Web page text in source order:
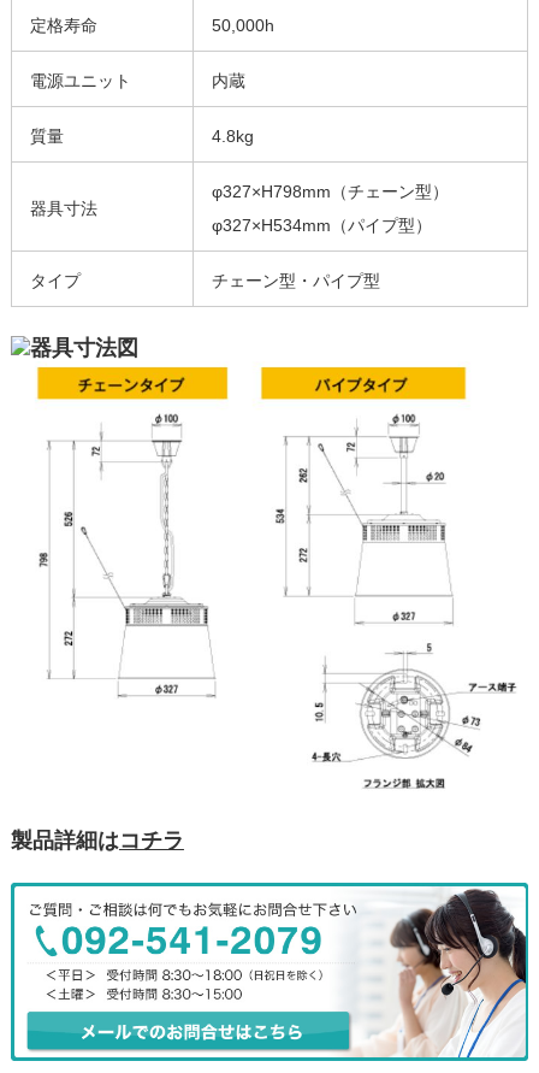
定格寿命 50,000h
電源ユニット 内蔵
質量 4.8kg
器具寸法
φ327×H798mm（チェーン型）
φ327×H534mm（パイプ型）
タイプ チェーン型・パイプ型
製品詳細はコチラ